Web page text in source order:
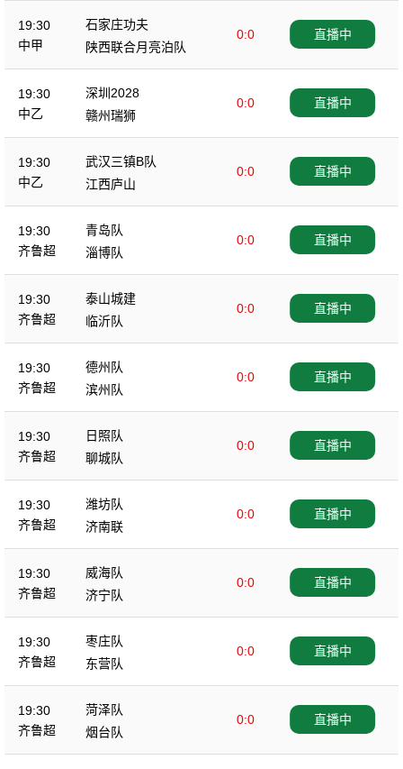
19:30
中甲
石家庄功夫
0:0
陕西联合月亮泊队
直播中
19:30
中乙
深圳2028
0:0
赣州瑞狮
直播中
19:30
中乙
武汉三镇B队
0:0
江西庐山
直播中
19:30
齐鲁超
青岛队
0:0
淄博队
直播中
19:30
齐鲁超
泰山城建
0:0
临沂队
直播中
19:30
齐鲁超
德州队
0:0
滨州队
直播中
19:30
齐鲁超
日照队
0:0
聊城队
直播中
19:30
齐鲁超
潍坊队
0:0
济南联
直播中
19:30
齐鲁超
威海队
0:0
济宁队
直播中
19:30
齐鲁超
枣庄队
0:0
东营队
直播中
19:30
齐鲁超
菏泽队
0:0
烟台队
直播中